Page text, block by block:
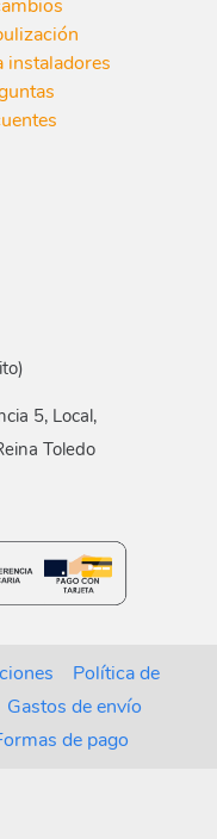
instaladores
5, Local,
Toledo
Política de
Gastos de envío
de pago